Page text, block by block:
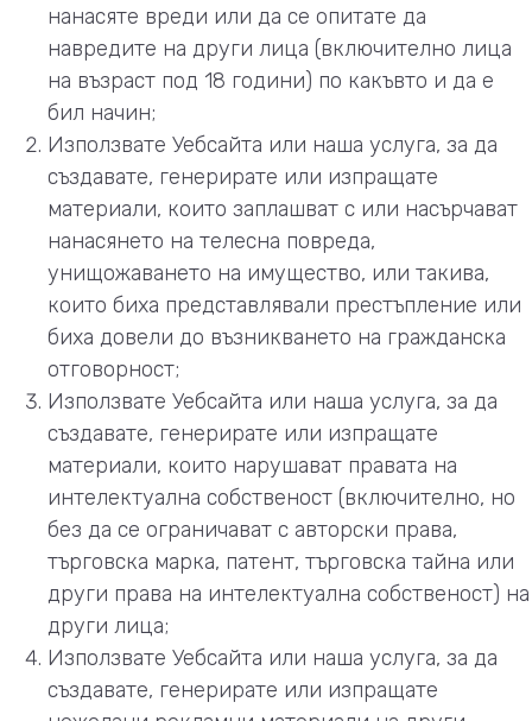
нанасяте вреди или да се опитате да
навредите на други лица (включително лица
на възраст под 18 години) по какъвто и да е
бил начин;
Използвате Уебсайта или наша услуга, за да
създавате, генерирате или изпращате
материали, които заплашват с или насърчават
нанасянето на телесна повреда,
унищожаването на имущество, или такива,
които биха представлявали престъпление или
биха довели до възникването на гражданска
отговорност;
Използвате Уебсайта или наша услуга, за да
създавате, генерирате или изпращате
материали, които нарушават правата на
интелектуална собственост (включително, но
без да се ограничават с авторски права,
търговска марка, патент, търговска тайна или
други права на интелектуална собственост) на
други лица;
Използвате Уебсайта или наша услуга, за да
създавате, генерирате или изпращате